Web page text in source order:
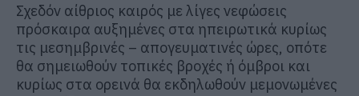
Σχεδόν αίθριος καιρός με λίγες νεφώσεις
πρόσκαιρα αυξημένες στα ηπειρωτικά κυρίως
τις μεσημβρινές – απογευματινές ώρες, οπότε
θα σημειωθούν τοπικές βροχές ή όμβροι και
κυρίως στα ορεινά θα εκδηλωθούν μεμονωμένες